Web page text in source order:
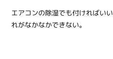
エアコンの除湿でも付ければい
れがなかなかできない。